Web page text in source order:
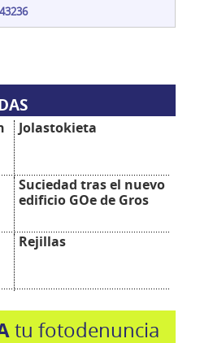
Jolastokieta
Suciedad tras el nuevo
edificio GOe de Gros
Rejillas
tu fotodenuncia